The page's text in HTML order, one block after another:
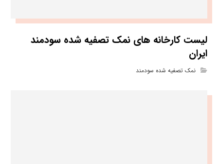
لیست کارخانه های نمک تصفیه شده سودمند
ایران
نمک تصفیه شده سودمند